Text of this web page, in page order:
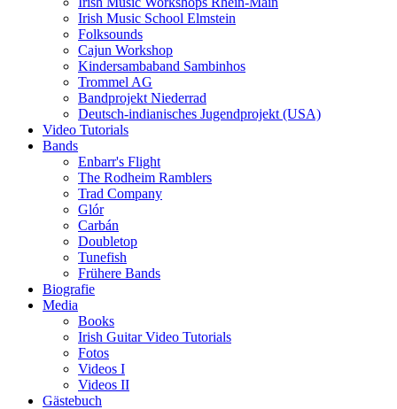
Irish Music School Elmstein
Folksounds
Cajun Workshop
Kindersambaband Sambinhos
Trommel AG
Bandprojekt Niederrad
Deutsch-indianisches Jugendprojekt (USA)
Video Tutorials
Bands
Enbarr's Flight
The Rodheim Ramblers
Trad Company
Glór
Carbán
Doubletop
Tunefish
Frühere Bands
Biografie
Media
Books
Irish Guitar Video Tutorials
Fotos
Videos I
Videos II
Gästebuch